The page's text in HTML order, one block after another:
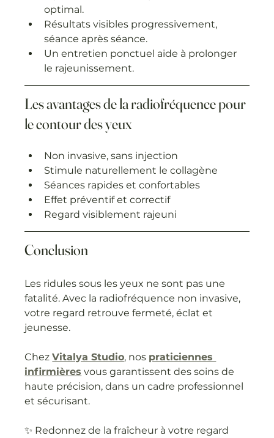
optimal.
Résultats visibles progressivement,
séance après séance.
Un entretien ponctuel aide à prolonger
le rajeunissement.
Les avantages de la radiofréquence pour
le contour des yeux
Non invasive, sans injection
Stimule naturellement le collagène
Séances rapides et confortables
Effet préventif et correctif
Regard visiblement rajeuni
Conclusion
Les ridules sous les yeux ne sont pas une
fatalité. Avec la radiofréquence non invasive,
votre regard retrouve fermeté, éclat et
jeunesse.
Chez Vitalya Studio, nos praticiennes
infirmières vous garantissent des soins de
haute précision, dans un cadre professionnel
et sécurisant.
✨ Redonnez de la fraîcheur à votre regard